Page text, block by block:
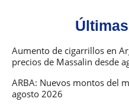
Aumento de cigarrillos en
precios de Massalin desde
ARBA: Nuevos montos del
agosto 2026